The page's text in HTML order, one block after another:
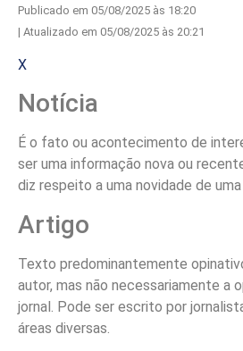
Publicado em 05/08/2025 às 18:20
| Atualizado em 05/08/2025 às 20:21
X
Notícia
É o fato ou acontecimento de
ser uma informação nova ou
diz respeito a uma novidade de
Artigo
Texto predominantemente
autor, mas não necessariamente a
jornal. Pode ser escrito por
áreas diversas.